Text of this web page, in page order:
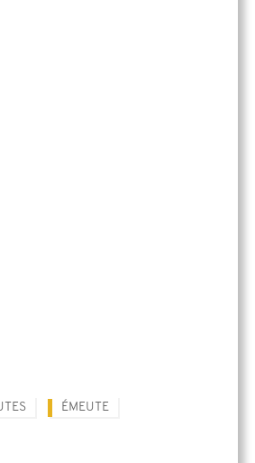
ÉMEUTE